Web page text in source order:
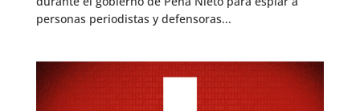
personas periodistas y defensoras...